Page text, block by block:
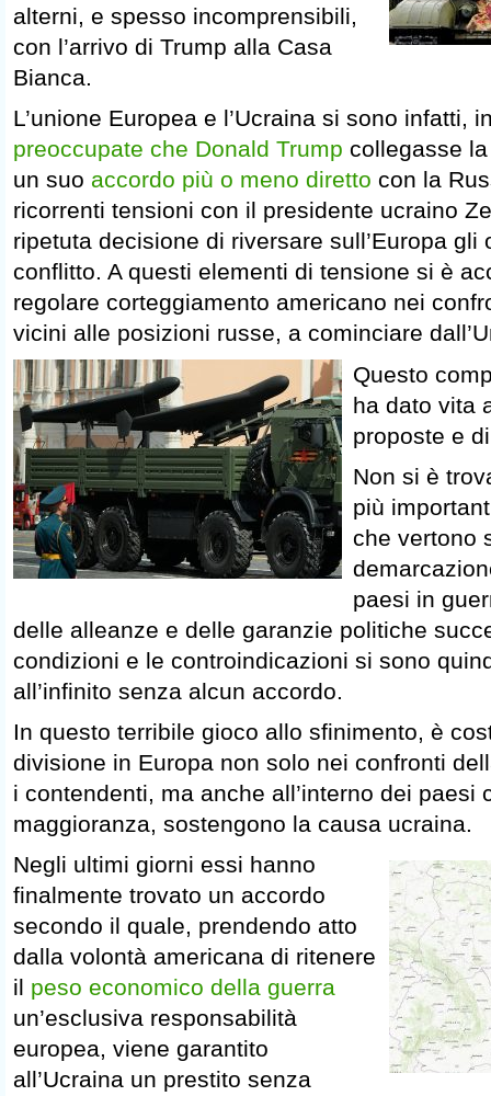
alterni, e spesso incomprensibili,
con l’arrivo di Trump alla Casa
Bianca.
L’unione Europea e l’Ucraina si sono infatti,
preoccupate che Donald Trump collegasse
un suo accordo più o meno diretto con la
ricorrenti tensioni con il presidente ucraino
ripetuta decisione di riversare sull’Europa gli
conflitto. A questi elementi di tensione si è
regolare corteggiamento americano nei
vicini alle posizioni russe, a cominciare
Questo
ha dato vita
proposte e
Non si è
più
che vertono
paesi in
delle alleanze e delle garanzie politiche
condizioni e le controindicazioni si sono
all’infinito senza alcun accordo.
In questo terribile gioco allo sfinimento, è
divisione in Europa non solo nei confronti
i contendenti, ma anche all’interno dei paesi
maggioranza, sostengono la causa ucraina.
Negli ultimi giorni essi hanno
finalmente trovato un accordo
secondo il quale, prendendo atto
dalla volontà americana di ritenere
il peso economico della guerra
un’esclusiva responsabilità
europea, viene garantito
all’Ucraina un prestito senza